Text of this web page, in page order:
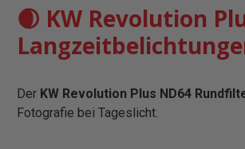
🌒 KW Revolution
Der KW Revolution Plus ND64
Fotografie bei Tageslicht.